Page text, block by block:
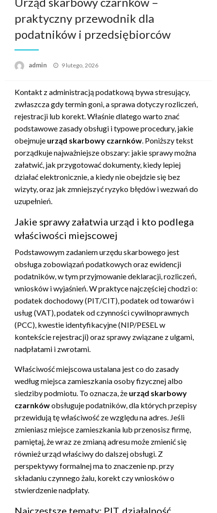
praktyczny przewodnik dla
podatników i przedsiębiorców
admin
Opublikowane
9 lutego, 2026
Kontakt z administracją podatkową bywa stresujący,
zwłaszcza gdy termin goni, a sprawa dotyczy rozliczeń,
rejestracji lub korekt. Właśnie dlatego warto znać
podstawowe zasady obsługi i typowe procedury, jakie
obejmuje urząd skarbowy czarnków . Poniższy tekst
porządkuje najważniejsze obszary: jakie sprawy można
załatwić, jak przygotować dokumenty, kiedy lepiej
działać elektronicznie, a kiedy nie obejdzie się bez
wizyty, oraz jak zmniejszyć ryzyko błędów i wezwań do
uzupełnień.
Jakie sprawy załatwia urząd i kto podlega
właściwości miejscowej
Podstawowym zadaniem urzędu skarbowego jest
obsługa zobowiązań podatkowych oraz ewidencji
podatników, w tym przyjmowanie deklaracji, rozliczeń,
wniosków i wyjaśnień. W praktyce najczęściej chodzi o:
podatek dochodowy (PIT/CIT), podatek od towarów i
usług (VAT), podatek od czynności cywilnoprawnych
(PCC), kwestie identyfikacyjne (NIP/PESEL w
kontekście rejestracji) oraz sprawy związane z ulgami,
nadpłatami i zwrotami.
Właściwość miejscowa ustalana jest co do zasady
według miejsca zamieszkania osoby fizycznej albo
siedziby podmiotu. To oznacza, że urząd skarbowy
czarnkówobsługuje podatników, dla których przepisy
przewidują tę właściwość ze względu na adres. Jeśli
zmieniasz miejsce zamieszkania lub przenosisz firmę,
pamiętaj, że wraz ze zmianą adresu może zmienić się
również urząd właściwy do dalszej obsługi. Z
perspektywy formalnej ma to znaczenie np. przy
składaniu czynnego żalu, korekt czy wniosków o
stwierdzenie nadpłaty.
Najczęstsze tematy: PIT, działalność